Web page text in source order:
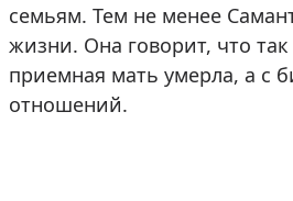
семьям. Тем не менее
жизни. Она говорит, что
приемная мать умерла, а с
отношений.